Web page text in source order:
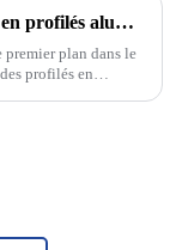
Expert en profilés aluminium et charnières à engrenages continus
premier plan dans le
profilés en